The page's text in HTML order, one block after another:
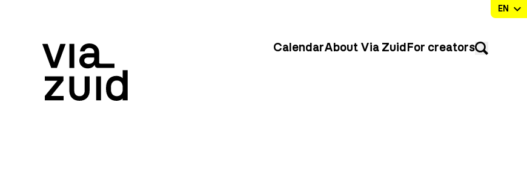
CalendarAbout Via Zuid For creators